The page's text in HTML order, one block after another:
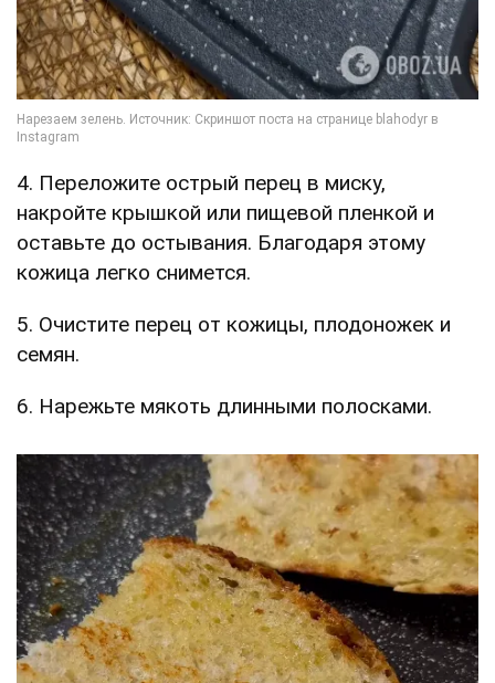
4. Переложите острый перец в миску,
накройте крышкой или пищевой пленкой и
оставьте до остывания. Благодаря этому
кожица легко снимется.
5. Очистите перец от кожицы, плодоножек и
семян.
6. Нарежьте мякоть длинными полосками.